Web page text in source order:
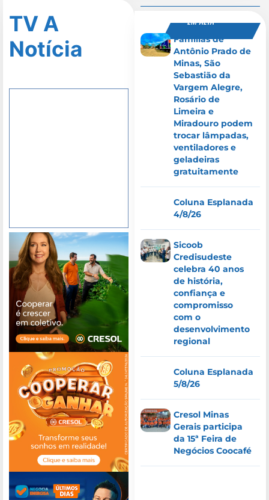
TV A
Notícia
Famílias de
Antônio Prado de
Minas, São
Sebastião da
Vargem Alegre,
Rosário de
Limeira e
Miradouro podem
trocar lâmpadas,
ventiladores e
geladeiras
gratuitamente
Coluna Esplanada
4/8/26
Sicoob
Credisudeste
celebra 40 anos
de história,
confiança e
compromisso
com o
desenvolvimento
regional
Coluna Esplanada
5/8/26
Cresol Minas
Gerais participa
da 15ª Feira de
Negócios Coocafé